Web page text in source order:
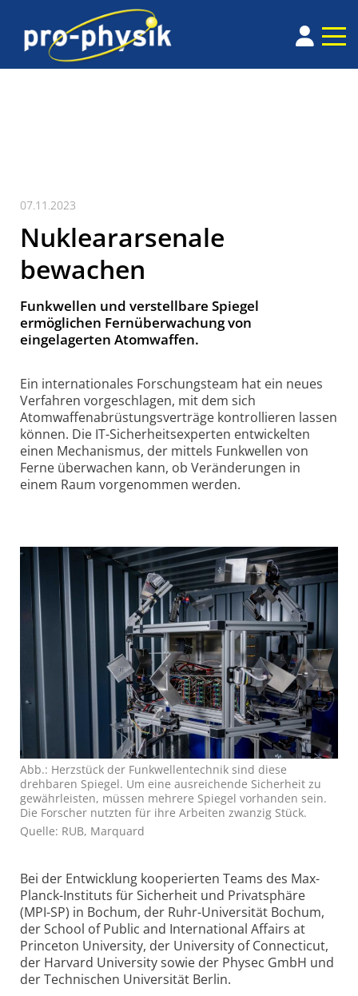
07.11.2023
Nukleararsenale
bewachen
Funkwellen und verstellbare Spiegel
ermöglichen Fernüberwachung von
eingelagerten Atomwaffen.
Ein internationales Forschungsteam hat ein neues
Verfahren vorgeschlagen, mit dem sich
Atomwaffenabrüstungsverträge kontrollieren lassen
können. Die IT-Sicherheitsexperten entwickelten
einen Mechanismus, der mittels Funkwellen von
Ferne überwachen kann, ob Veränderungen in
einem Raum vorgenommen werden.
Abb.: Herzstück der Funkwellentechnik sind diese
drehbaren Spiegel. Um eine ausreichende Sicherheit zu
gewährleisten, müssen mehrere Spiegel vorhanden sein.
Die Forscher nutzten für ihre Arbeiten zwanzig Stück.
Quelle: RUB, Marquard
Bei der Entwicklung kooperierten Teams des Max-
Planck-Instituts für Sicherheit und Privatsphäre
(MPI-SP) in Bochum, der Ruhr-Universität Bochum,
der School of Public and International Affairs at
Princeton University, der University of Connecticut,
der Harvard University sowie der Physec GmbH und
der Technischen Universität Berlin.